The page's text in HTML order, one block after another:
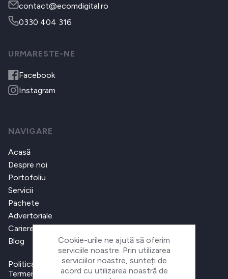
contact@ecomdigital.ro
0330 404 316
URMARESTE-NE
Facebook
Instagram
NAVIGARE
Acasă
Despre noi
Portofoliu
Servicii
Pachete
Advertoriale
Cariere
Blog
Politica de confidențialitate
Termeni și condiții
Cookie-urile ne ajută să oferim
serviciile noastre. Prin utilizarea
serviciilor noastre, sunteți de
acord cu utilizarea noastră de